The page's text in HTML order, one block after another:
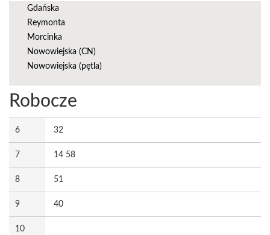
Gdańska
Reymonta
Morcinka
Nowowiejska (CN)
Nowowiejska (pętla)
Robocze
6 32
7 14 58
8 51
9 40
10